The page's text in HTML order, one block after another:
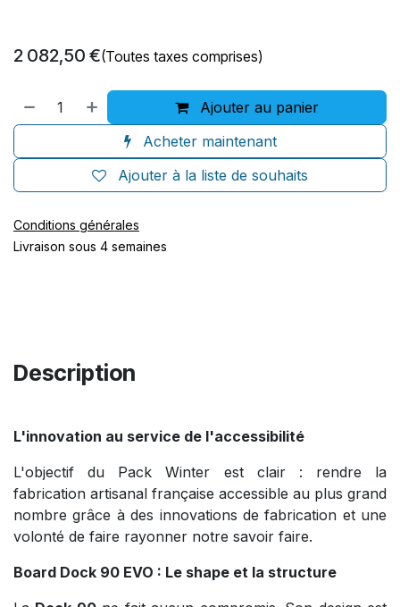
2 082,50 €(Toutes taxes comprises)
Ajouter au panier
Acheter maintenant
Ajouter à la liste de souhaits
Conditions générales
Livraison sous 4 semaines
Description
L'innovation au service de l'accessibilité
L'objectif du Pack Winter est clair : rendre la
fabrication artisanal française accessible au plus grand
nombre grâce à des innovations de fabrication et une
volonté de faire rayonner notre savoir faire.
Board Dock 90 EVO : Le shape et la structure